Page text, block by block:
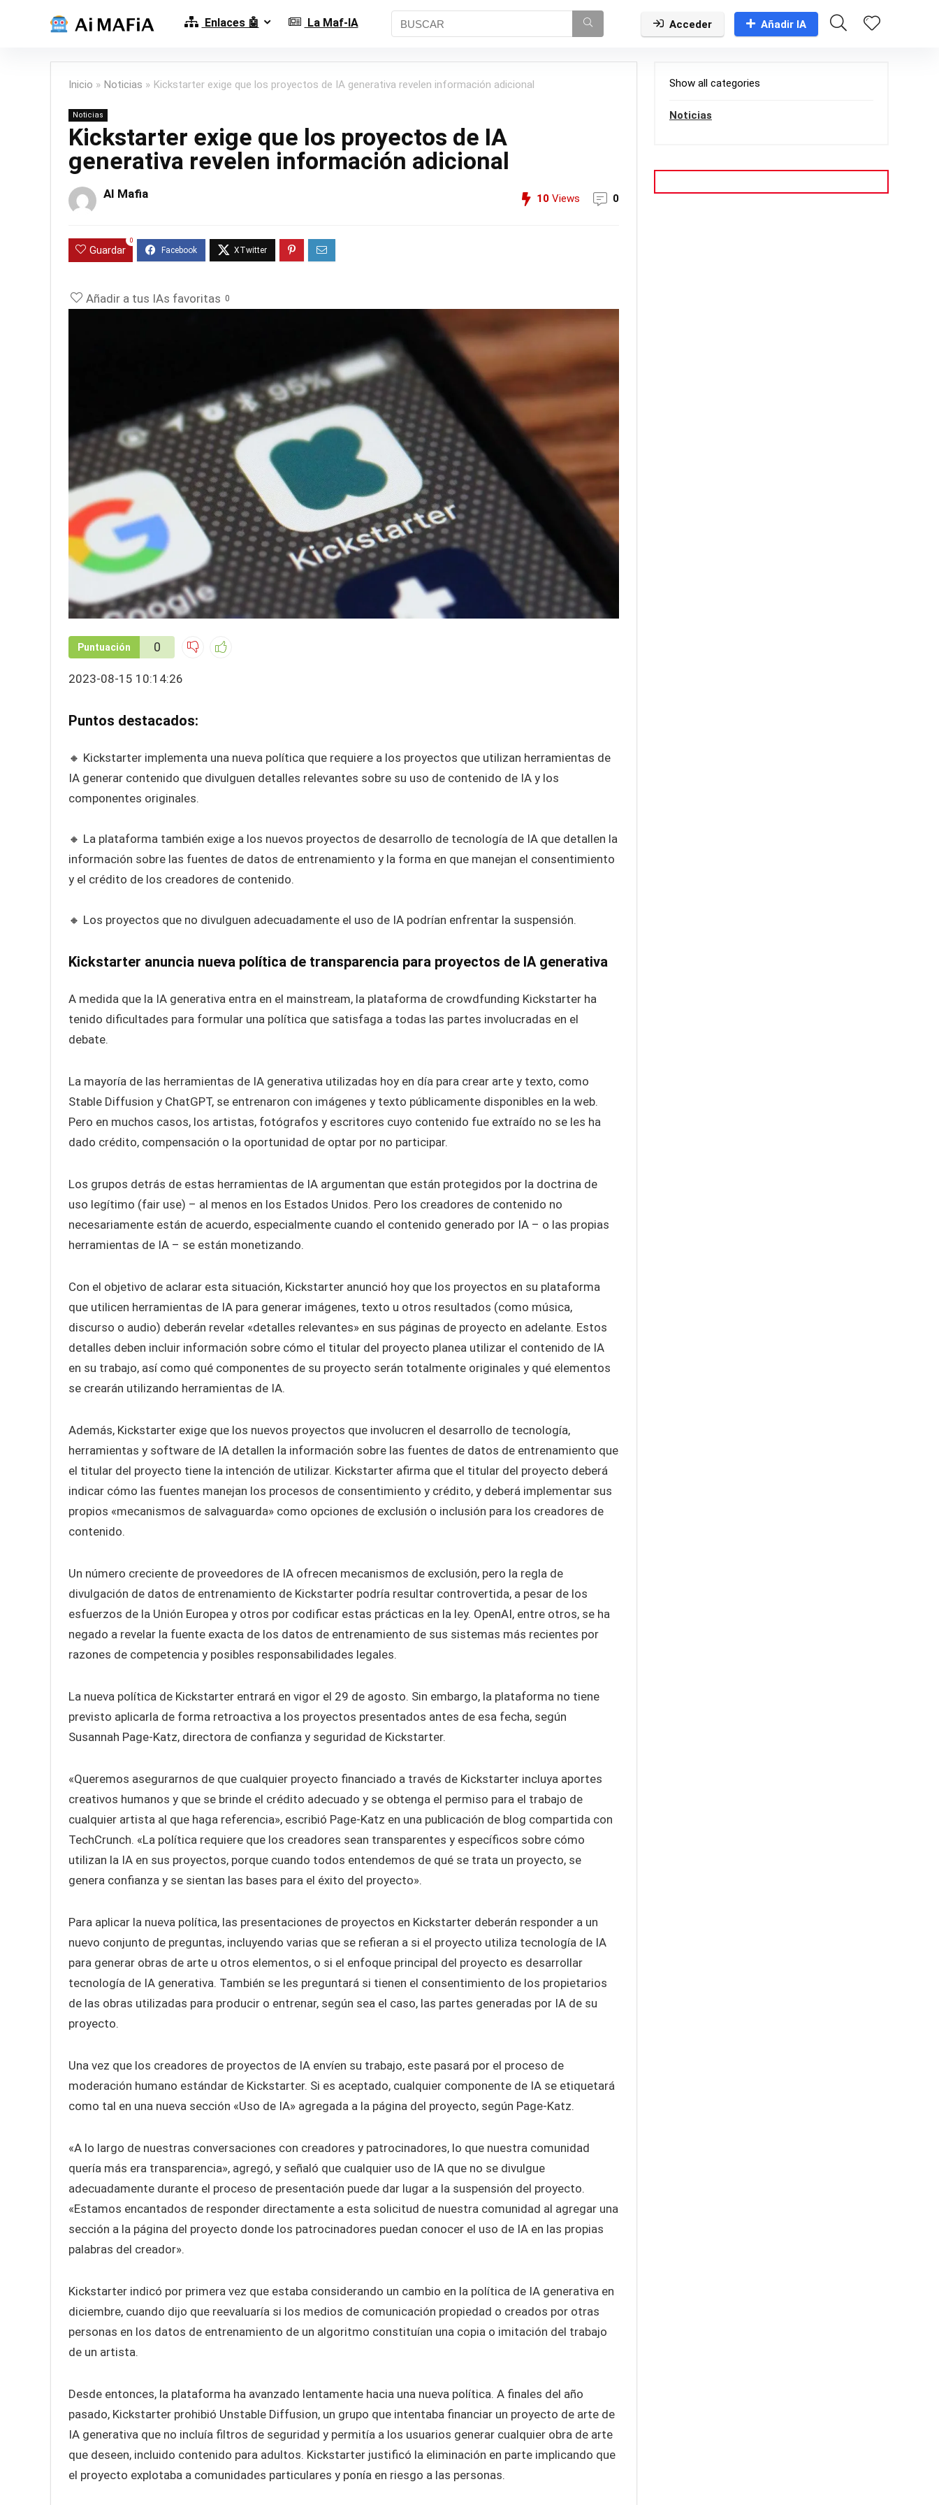
Enlaces 🤖 La Maf-IA Acceder Añadir IA
Inicio » Noticias » Kickstarter exige que los proyectos de IA generativa revelen información adicional
Noticias
Kickstarter exige que los proyectos de IA
generativa revelen información adicional
AI Mafia 10 Views 0
Guardar
0
Añadir a tus IAs favoritas 0
Puntuación 0
2023-08-15 10:14:26
Puntos destacados:
🔸 Kickstarter implementa una nueva política que requiere a los proyectos que utilizan herramientas de
IA generar contenido que divulguen detalles relevantes sobre su uso de contenido de IA y los
componentes originales.
🔸 La plataforma también exige a los nuevos proyectos de desarrollo de tecnología de IA que detallen la
información sobre las fuentes de datos de entrenamiento y la forma en que manejan el consentimiento
y el crédito de los creadores de contenido.
🔸 Los proyectos que no divulguen adecuadamente el uso de IA podrían enfrentar la suspensión.
Kickstarter anuncia nueva política de transparencia para proyectos de IA generativa
A medida que la IA generativa entra en el mainstream, la plataforma de crowdfunding Kickstarter ha
tenido dificultades para formular una política que satisfaga a todas las partes involucradas en el
debate.
La mayoría de las herramientas de IA generativa utilizadas hoy en día para crear arte y texto, como
Stable Diffusion y ChatGPT, se entrenaron con imágenes y texto públicamente disponibles en la web.
Pero en muchos casos, los artistas, fotógrafos y escritores cuyo contenido fue extraído no se les ha
dado crédito, compensación o la oportunidad de optar por no participar.
Los grupos detrás de estas herramientas de IA argumentan que están protegidos por la doctrina de
uso legítimo (fair use) – al menos en los Estados Unidos. Pero los creadores de contenido no
necesariamente están de acuerdo, especialmente cuando el contenido generado por IA – o las propias
herramientas de IA – se están monetizando.
Con el objetivo de aclarar esta situación, Kickstarter anunció hoy que los proyectos en su plataforma
que utilicen herramientas de IA para generar imágenes, texto u otros resultados (como música,
discurso o audio) deberán revelar «detalles relevantes» en sus páginas de proyecto en adelante. Estos
detalles deben incluir información sobre cómo el titular del proyecto planea utilizar el contenido de IA
en su trabajo, así como qué componentes de su proyecto serán totalmente originales y qué elementos
se crearán utilizando herramientas de IA.
Además, Kickstarter exige que los nuevos proyectos que involucren el desarrollo de tecnología,
herramientas y software de IA detallen la información sobre las fuentes de datos de entrenamiento que
el titular del proyecto tiene la intención de utilizar. Kickstarter afirma que el titular del proyecto deberá
indicar cómo las fuentes manejan los procesos de consentimiento y crédito, y deberá implementar sus
propios «mecanismos de salvaguarda» como opciones de exclusión o inclusión para los creadores de
contenido.
Un número creciente de proveedores de IA ofrecen mecanismos de exclusión, pero la regla de
divulgación de datos de entrenamiento de Kickstarter podría resultar controvertida, a pesar de los
esfuerzos de la Unión Europea y otros por codificar estas prácticas en la ley. OpenAI, entre otros, se ha
negado a revelar la fuente exacta de los datos de entrenamiento de sus sistemas más recientes por
razones de competencia y posibles responsabilidades legales.
La nueva política de Kickstarter entrará en vigor el 29 de agosto. Sin embargo, la plataforma no tiene
previsto aplicarla de forma retroactiva a los proyectos presentados antes de esa fecha, según
Susannah Page-Katz, directora de confianza y seguridad de Kickstarter.
«Queremos asegurarnos de que cualquier proyecto financiado a través de Kickstarter incluya aportes
creativos humanos y que se brinde el crédito adecuado y se obtenga el permiso para el trabajo de
cualquier artista al que haga referencia», escribió Page-Katz en una publicación de blog compartida con
TechCrunch. «La política requiere que los creadores sean transparentes y específicos sobre cómo
utilizan la IA en sus proyectos, porque cuando todos entendemos de qué se trata un proyecto, se
genera confianza y se sientan las bases para el éxito del proyecto».
Para aplicar la nueva política, las presentaciones de proyectos en Kickstarter deberán responder a un
nuevo conjunto de preguntas, incluyendo varias que se refieran a si el proyecto utiliza tecnología de IA
para generar obras de arte u otros elementos, o si el enfoque principal del proyecto es desarrollar
tecnología de IA generativa. También se les preguntará si tienen el consentimiento de los propietarios
de las obras utilizadas para producir o entrenar, según sea el caso, las partes generadas por IA de su
proyecto.
Una vez que los creadores de proyectos de IA envíen su trabajo, este pasará por el proceso de
moderación humano estándar de Kickstarter. Si es aceptado, cualquier componente de IA se etiquetará
como tal en una nueva sección «Uso de IA» agregada a la página del proyecto, según Page-Katz.
«A lo largo de nuestras conversaciones con creadores y patrocinadores, lo que nuestra comunidad
quería más era transparencia», agregó, y señaló que cualquier uso de IA que no se divulgue
adecuadamente durante el proceso de presentación puede dar lugar a la suspensión del proyecto.
«Estamos encantados de responder directamente a esta solicitud de nuestra comunidad al agregar una
sección a la página del proyecto donde los patrocinadores puedan conocer el uso de IA en las propias
palabras del creador».
Kickstarter indicó por primera vez que estaba considerando un cambio en la política de IA generativa en
diciembre, cuando dijo que reevaluaría si los medios de comunicación propiedad o creados por otras
personas en los datos de entrenamiento de un algoritmo constituían una copia o imitación del trabajo
de un artista.
Desde entonces, la plataforma ha avanzado lentamente hacia una nueva política. A finales del año
pasado, Kickstarter prohibió Unstable Diffusion, un grupo que intentaba financiar un proyecto de arte de
IA generativa que no incluía filtros de seguridad y permitía a los usuarios generar cualquier obra de arte
que deseen, incluido contenido para adultos. Kickstarter justificó la eliminación en parte implicando que
el proyecto explotaba a comunidades particulares y ponía en riesgo a las personas.
Show all categories
Noticias